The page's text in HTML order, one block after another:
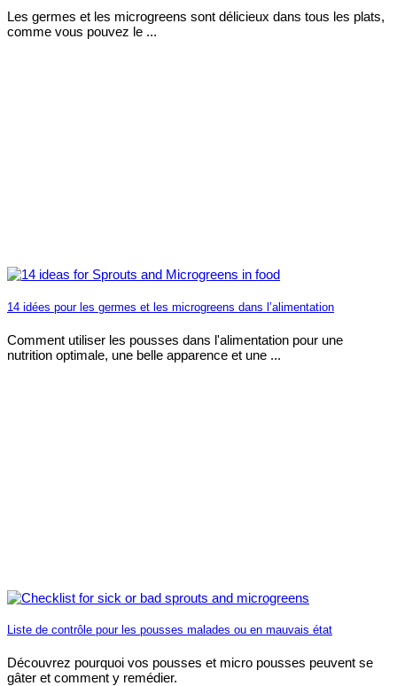
Les germes et les microgreens sont délicieux dans tous les plats,
comme vous pouvez le ...
14 idées pour les germes et les microgreens dans l’alimentation
Comment utiliser les pousses dans l'alimentation pour une
nutrition optimale, une belle apparence et une ...
Liste de contrôle pour les pousses malades ou en mauvais état
Découvrez pourquoi vos pousses et micro pousses peuvent se
gâter et comment y remédier.